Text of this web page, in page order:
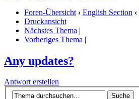
Foren-Übersicht ‹ English Section ‹
Druckansicht
Nächstes Thema |
Vorheriges Thema |
Any updates?
Antwort erstellen